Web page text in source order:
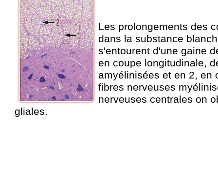
Les prolongements des
dans la substance
s'entourent d'une gaine
en coupe longitudinale,
amyélinisées et en 2, en
fibres nerveuses
nerveuses centrales on
gliales.